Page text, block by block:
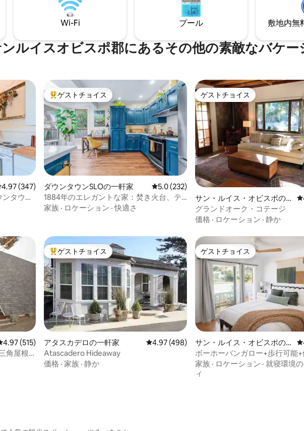
トな
してい
広いデッキでは、夕日を眺めながらワイ
ンを飲んだり、日の出を眺めながらコー
ヒーを飲んだりできます。
Wi-Fi プール 敷地内無
ルイスオビスポ郡にあるその他の素敵なバケ
ビュー347件、5つ星中4.97つ星の平均評価
4.97 (347)
タウン
す。
大好評のゲストチョイスです。
ゲストチョイス
ダウンタウンSLOの一軒家 レビュー232件、5つ星中5.0つ星の平均評価
5.0 (232)
1884年のエレガントな家：焚き火台、テ
スラテック、DT近く
家族 · ロケーション ·快適さ
ゲストチョイス
ゲストチョイス
サン・ルイス・オビスポの
ゲストスイート
グランドオーク・コテージ
価格 · ロケーション · 静か
ビュー515件、5つ星中4.97つ星の平均評価
4.97 (515)
角屋根
大好評のゲストチョイスです。
ゲストチョイス
アタスカデロの一軒家 レビュー498件、5つ星中4.97つ星の平均評価
4.97 (498)
Atascadero Hideaway
価格 · 家族 · 静か
ゲストチョイス
ゲストチョイス
サン・ルイス・オビスポの
バンガロー
ボーホーバンガロー+歩行可能
キッチン+バーベキュー+プラ
家族 · ロケーション · 就寝環境
ィ